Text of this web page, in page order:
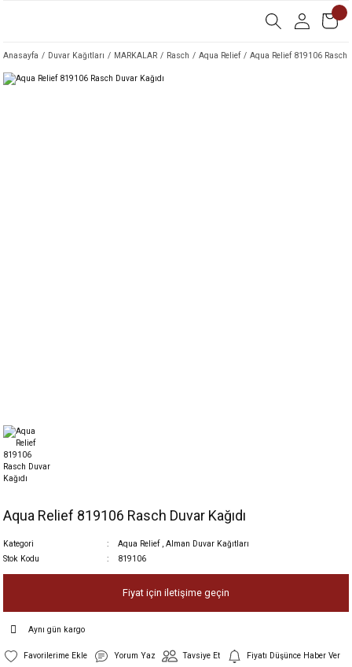
Anasayfa Duvar Kağıtları MARKALAR Rasch Aqua Relief Aqua Relief 819106 Rasch
Aqua Relief 819106 Rasch Duvar Kağıdı
Kategori Aqua Relief
Alman Duvar Kağıtları
Stok Kodu
819106
Fiyat için iletişime geçin
Aynı gün kargo
Yorum Yaz Tavsiye Et Fiyatı Düşünce Haber Ver